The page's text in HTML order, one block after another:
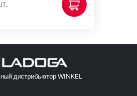
дистрибьютор WINKEL